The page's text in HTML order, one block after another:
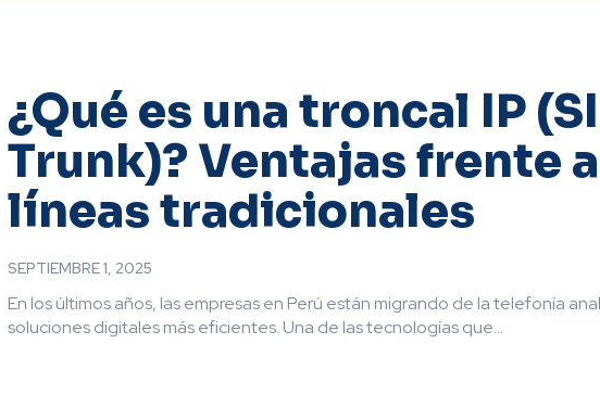
¿Qué es una troncal IP
Trunk)? Ventajas frente a
líneas tradicionales
SEPTIEMBRE 1, 2025
En los últimos años, las empresas en Perú están migrando de la telefonía
soluciones digitales más eficientes. Una de las tecnologías que...